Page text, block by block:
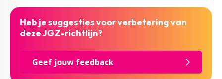
Heb je suggesties voor verbetering van
deze JGZ-richtlijn?
Geef jouw feedback